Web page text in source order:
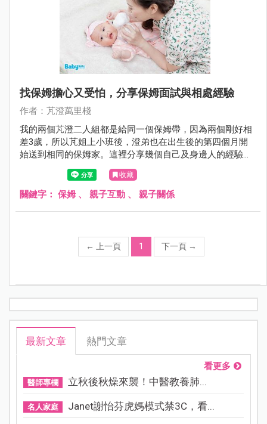
找保姆擔心又受怕，分享保姆面試與相處經驗
作者：芃澄萬里棧
我的兩個芃澄二人組都是給同一個保姆帶，因為兩個剛好相
差3歲，所以芃姐上小班後，澄弟也在出生後的第四個月開
始送到相同的保姆家。這裡分享幾個自己及身邊人的經驗提
供未來有需求的媽媽參考。
收藏
關鍵字： 保姆、 親子互動 、 親子關係
← 上一頁 1 下一頁 →
最新文章 熱門文章
看更多
醫師專欄 立秋後秋燥來襲！中醫教養肺...
名人家庭 Janet謝怡芬虎媽模式禁3C，看...